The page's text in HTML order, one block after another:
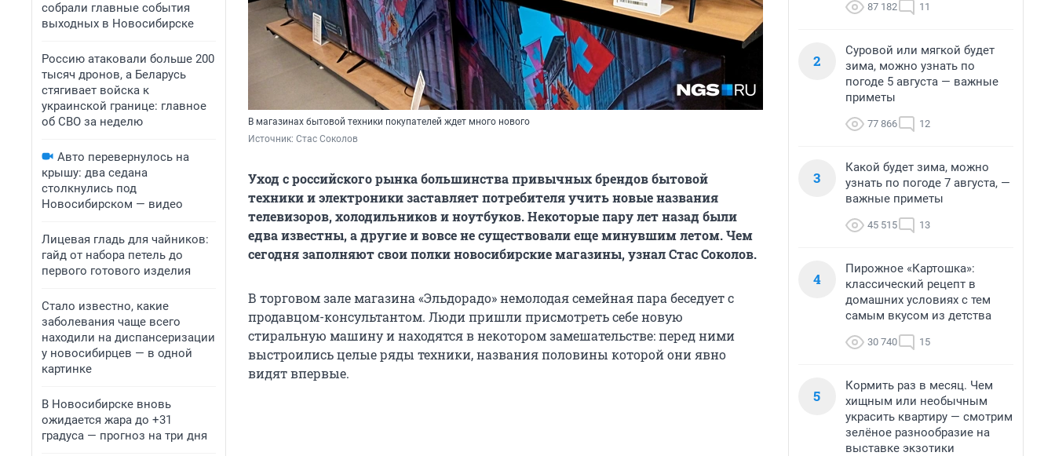
собрали главные события
выходных в Новосибирске
Россию атаковали больше 200
тысяч дронов, а Беларусь
стягивает войска к
украинской границе: главное
об СВО за неделю
Авто перевернулось на
крышу: два седана
столкнулись под
Новосибирском — видео
Лицевая гладь для чайников:
гайд от набора петель до
первого готового изделия
Стало известно, какие
заболевания чаще всего
находили на диспансеризации
у новосибирцев — в одной
картинке
В Новосибирске вновь
ожидается жара до +31
градуса — прогноз на три дня
В магазинах бытовой техники покупателей ждет много нового
Источник: Стас Соколов
Уход с российского рынка большинства привычных брендов бытовой
техники и электроники заставляет потребителя учить новые названия
телевизоров, холодильников и ноутбуков. Некоторые пару лет назад были
едва известны, а другие и вовсе не существовали еще минувшим летом. Чем
сегодня заполняют свои полки новосибирские магазины, узнал Стас Соколов.
В торговом зале магазина «Эльдорадо» немолодая семейная пара беседует с
продавцом-консультантом. Люди пришли присмотреть себе новую
стиральную машину и находятся в некотором замешательстве: перед ними
выстроились целые ряды техники, названия половины которой они явно
видят впервые.
87 182 11
2
Суровой или мягкой будет
зима, можно узнать по
погоде 5 августа — важные
приметы
77 866 12
3
Какой будет зима, можно
узнать по погоде 7 августа, —
важные приметы
45 515 13
4
Пирожное «Картошка»:
классический рецепт в
домашних условиях с тем
самым вкусом из детства
30 740 15
5
Кормить раз в месяц. Чем
хищным или необычным
украсить квартиру — смотрим
зелёное разнообразие на
выставке экзотики